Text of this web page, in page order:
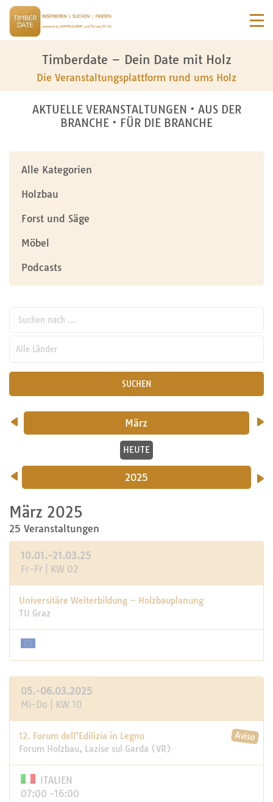
Timberdate – Dein Date mit Holz
Die Veranstaltungsplattform rund ums Holz
AKTUELLE VERANSTALTUNGEN • AUS DER
BRANCHE • FÜR DIE BRANCHE
Alle Kategorien
Holzbau
Forst und Säge
Möbel
Podcasts
SUCHEN
März
HEUTE
2025
März 2025
25 Veranstaltungen
10.01.-21.03.25
Fr-Fr | KW 02
Universitäre Weiterbildung – Holzbauplanung
TU Graz
05.-06.03.2025
Mi-Do | KW 10
12. Forum dell’Edilizia in Legno
Forum Holzbau, Lazise sul Garda (VR)
ITALIEN
07:00 -16:00